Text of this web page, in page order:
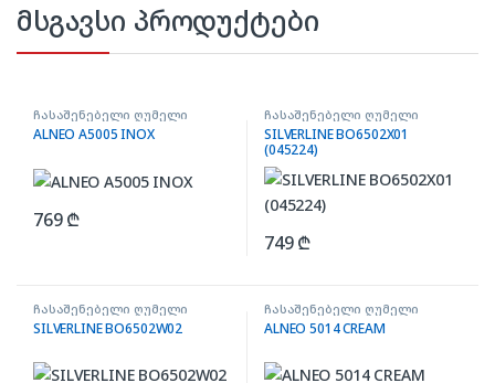
მსგავსი პროდუქტები
ჩასაშენებელი ღუმელი
ALNEO A5005 INOX
769₾
ჩასაშენებელი ღუმელი
SILVERLINE BO6502X01
(045224)
749₾
ჩასაშენებელი ღუმელი
SILVERLINE BO6502W02
ჩასაშენებელი ღუმელი
ALNEO 5014 CREAM